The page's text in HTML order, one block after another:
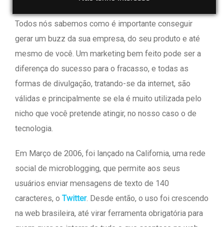
Todos nós sabemos como é importante conseguir
gerar um buzz da sua empresa, do seu produto e até
mesmo de você. Um marketing bem feito pode ser a
diferença do sucesso para o fracasso, e todas as
formas de divulgação, tratando-se da internet, são
válidas e principalmente se ela é muito utilizada pelo
nicho que você pretende atingir, no nosso caso o de
tecnologia.
Em Março de 2006, foi lançado na California, uma rede
social de microblogging, que permite aos seus
usuários enviar mensagens de texto de 140
caracteres, o Twitter. Desde então, o uso foi crescendo
na web brasileira, até virar ferramenta obrigatória para